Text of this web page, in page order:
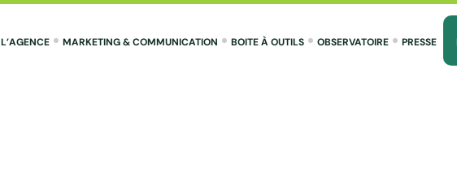
L’AGENCE MARKETING & COMMUNICATION BOITE À OUTILS OBSERVATOIRE PRESSE